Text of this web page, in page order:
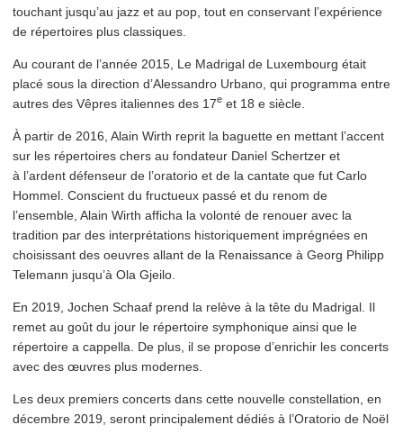
touchant jusqu’au jazz et au pop, tout en conservant l’ex­péri­ence
de répertoires plus classiques.
Au courant de l’année 2015, Le Madrigal de Luxembourg était
placé sous la direction d’A­lessan­dro Urbano, qui programma entre
autres des Vêpres italiennes des 17e et 18 e siècle.
À partir de 2016, Alain Wirth reprit la baguette en mettant l’accent
sur les répertoires chers au fondateur Daniel Schertzer et
à l’ardent défenseur de l’oratorio et de la cantate que fut Carlo
Hommel. Conscient du fructueux passé et du renom de
l’ensemble, Alain Wirth afficha la volonté de renouer avec la
tradition par des inter­pré­ta­tions his­torique­ment imprégnées en
choisissant des oeuvres allant de la Renaissance à Georg Philipp
Telemann jusqu’à Ola Gjeilo.
En 2019, Jochen Schaaf prend la relève à la tête du Madrigal. Il
remet au goût du jour le répertoire symphonique ainsi que le
répertoire a cappella. De plus, il se propose d’enrichir les concerts
avec des œuvres plus modernes.
Les deux premiers concerts dans cette nouvelle con­stel­la­tion, en
décembre 2019, seront prin­ci­pale­ment dédiés à l’Oratorio de Noël